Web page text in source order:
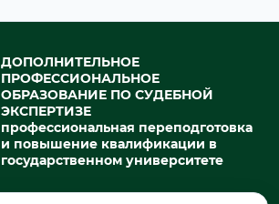
ДОПОЛНИТЕЛЬНОЕ
ПРОФЕССИОНАЛЬНОЕ
ОБРАЗОВАНИЕ ПО СУДЕБНОЙ
ЭКСПЕРТИЗЕ
профессиональная переподготовка
и повышение квалификации в
государственном университете